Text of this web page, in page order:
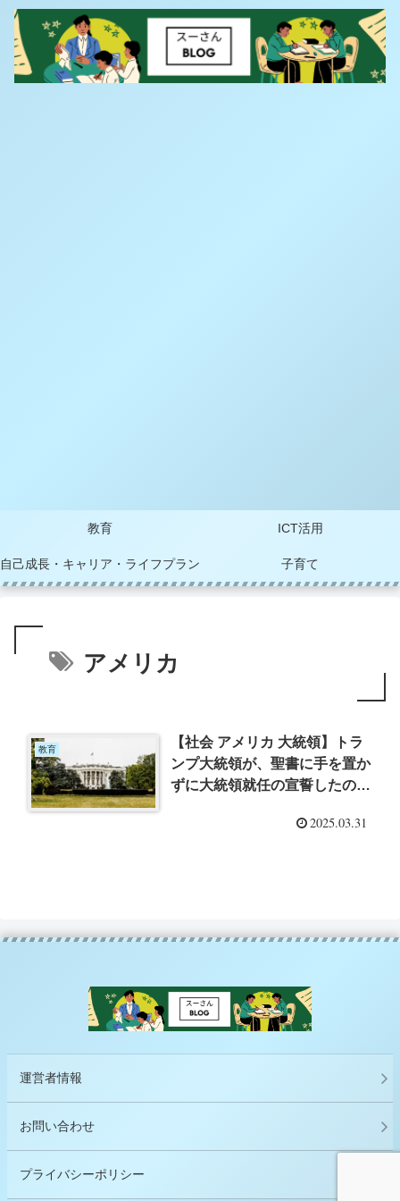
教育 ICT活用
自己成長・キャリア・ライフプラン 子育て
アメリカ
教育
【社会 アメリカ 大統領】トラ
ンプ大統領が、聖書に手を置か
ずに大統領就任の宣誓したのは
動いてる 」橋爪大三郎を読ん
2025.03.31
運営者情報
お問い合わせ
プライバシーポリシー